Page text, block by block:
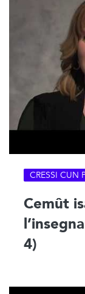
CRESSI CUN
Cemût
4)